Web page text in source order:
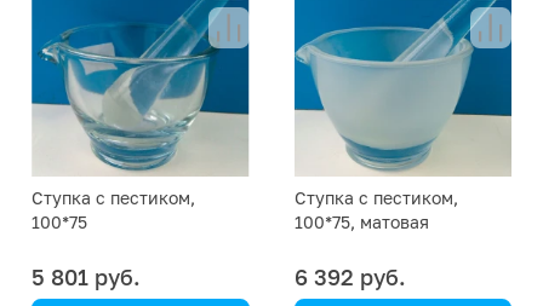
Ступка с пестиком,
100*75
5 801 руб.
Ступка с пестиком,
100*75, матовая
6 392 руб.